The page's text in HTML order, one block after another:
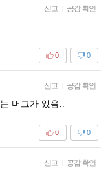
신고 | 공감 확인
0
0
신고 | 공감 확인
버그가 있음..
0
0
신고 | 공감 확인